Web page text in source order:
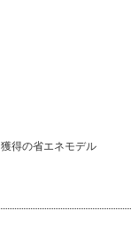
得の省エネモデル